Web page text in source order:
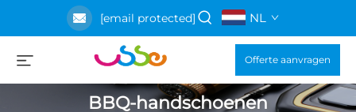
[email protected] NL
Offerte aanvragen
BBQ-handschoenen